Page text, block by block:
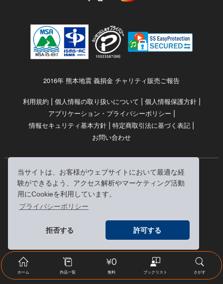
当サイトは、お客様がウェブサイトにおいて最適な経
験ができるよう、アクセス解析やマーケティング活動
用にCookieを利用しています。
プライバシーポリシー
拒否する 許可する
2016年 熊本地震 義捐金 チャリティ販売ご報告
利用規約 | 個人情報の取り扱いについて | 個人情報保護方針|
アプリケーション・プライバシーポリシー |
情報セキュリティ基本方針 | 特定商取引法に基づく表記 |
お問い合わせ
© RRJ Inc.
（kikubon/キクボン/きく本/きくほん/キクホン）は
株式会社RRJの登録商標です。
ホーム 作品一覧 無料 ブックリスト さがす